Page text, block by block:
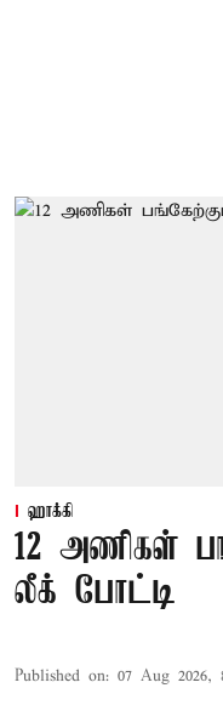
ஹாக்கி
12 அணிகள்
லீக் போட்டி
Published on: 07 Aug 2026,